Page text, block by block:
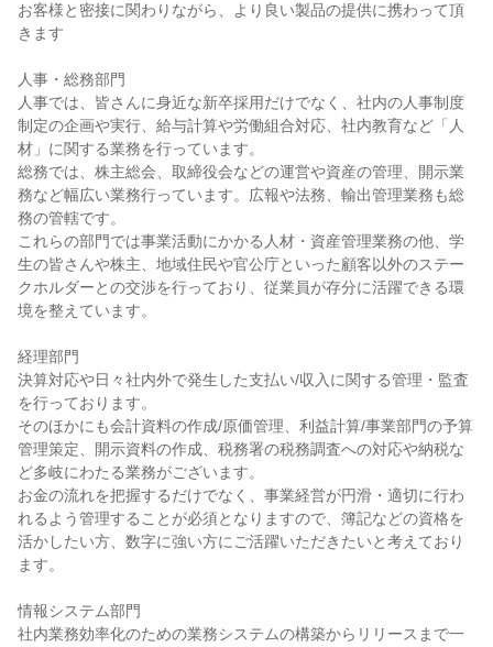
お客様と密接に関わりながら、より良い製品の提供に携わって頂
きます
人事・総務部門
人事では、皆さんに身近な新卒採用だけでなく、社内の人事制度
制定の企画や実行、給与計算や労働組合対応、社内教育など「人
材」に関する業務を行っています。
総務では、株主総会、取締役会などの運営や資産の管理、開示業
務など幅広い業務行っています。広報や法務、輸出管理業務も総
務の管轄です。
これらの部門では事業活動にかかる人材・資産管理業務の他、学
生の皆さんや株主、地域住民や官公庁といった顧客以外のステー
クホルダーとの交渉を行っており、従業員が存分に活躍できる環
境を整えています。
経理部門
決算対応や日々社内外で発生した支払い/収入に関する管理・監査
を行っております。
そのほかにも会計資料の作成/原価管理、利益計算/事業部門の予算
管理策定、開示資料の作成、税務署の税務調査への対応や納税な
ど多岐にわたる業務がございます。
お金の流れを把握するだけでなく、事業経営が円滑・適切に行わ
れるよう管理することが必須となりますので、簿記などの資格を
活かしたい方、数字に強い方にご活躍いただきたいと考えており
ます。
情報システム部門
社内業務効率化のための業務システムの構築からリリースまで一